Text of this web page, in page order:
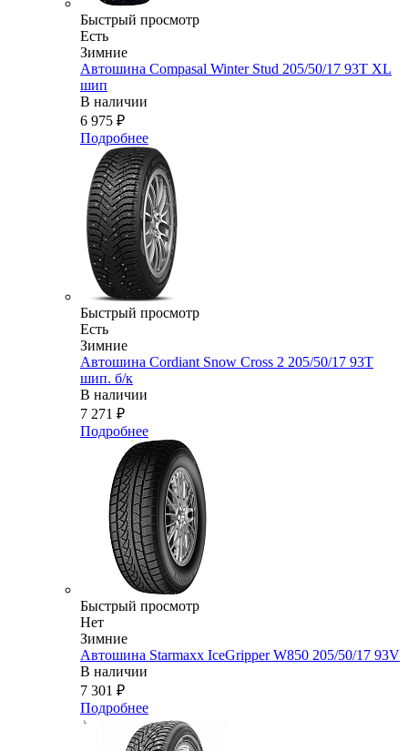
Быстрый просмотр
Есть
Зимние
Автошина Compasal Winter Stud 205/50/17 93T XL
шип
В наличии
6 975 ₽
Подробнее
Быстрый просмотр
Есть
Зимние
Автошина Cordiant Snow Cross 2 205/50/17 93Т
шип. б/к
В наличии
7 271 ₽
Подробнее
Быстрый просмотр
Нет
Зимние
Автошина Starmaxx IceGripper W850 205/50/17 93V
В наличии
7 301 ₽
Подробнее